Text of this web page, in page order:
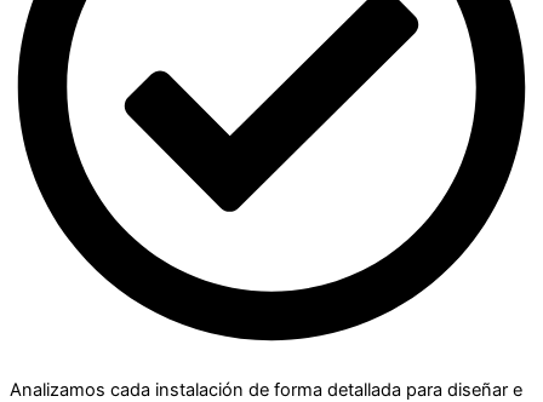
Analizamos cada instalación de forma detallada para diseñar e